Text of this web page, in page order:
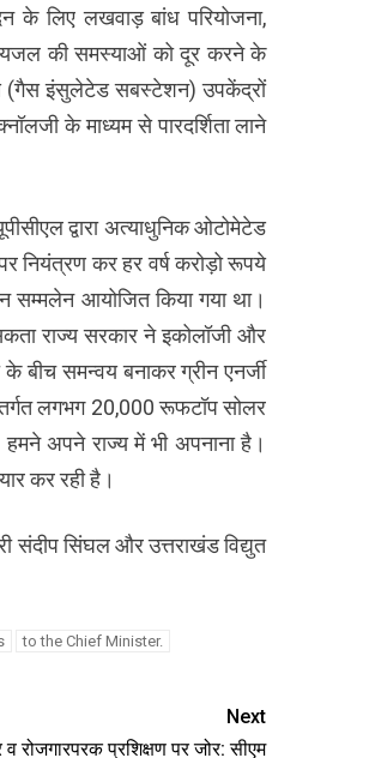
के लिए लखवाड़ बांध परियोजना,
पेयजल की समस्याओं को दूर करने के
(गैस इंसुलेटेड सबस्टेशन) उपकेंद्रों
के माध्यम से पारदर्शिता लाने
द्वारा अत्याधुनिक ओटोमेटेड
नियंत्रण कर हर वर्ष करोड़ो रूपये
सम्मलेन आयोजित किया गया था।
राज्य सरकार ने इकोलॉजी और
बीच समन्वय बनाकर ग्रीन एनर्जी
लगभग 20,000 रूफटॉप सोलर
अपने राज्य में भी अपनाना है।
कर रही है।
संदीप सिंघल और उत्तराखंड विद्युत
to the Chief Minister.
Next
व रोजगारपरक प्रशिक्षण पर जोर: सीएम